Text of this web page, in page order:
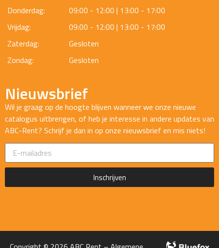
Donderdag:
09:00 - 12:00 | 13:00 - 17:00
Vrijdag:
09:00 - 12:00 | 13:00 - 17:00
Zaterdag:
Gesloten
Zondag:
Gesloten
Nieuwsbrief
Wil je graag op de hoogte blijven wanneer we onze nieuwe
catalogus uitbrengen, of heb je interesse in andere updates van
ABC-Rent? Schrijf je dan in op onze nieuwsbrief en mis niets!
Inschrijven